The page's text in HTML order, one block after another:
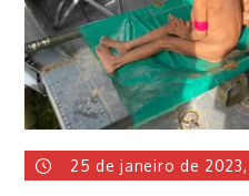
25 de janeiro de 2023,